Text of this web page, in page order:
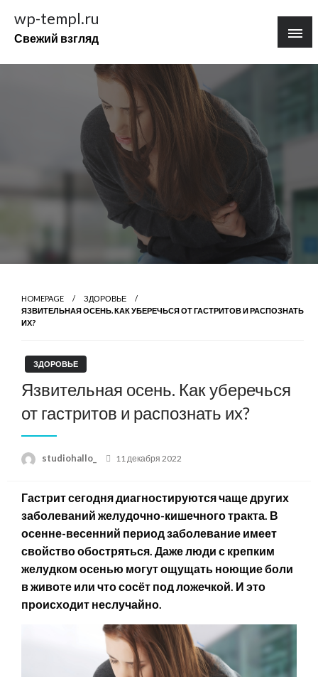
содержимому
wp-templ.ru
Свежий взгляд
HOMEPAGE
ЗДОРОВЬЕ
ЯЗВИТЕЛЬНАЯ ОСЕНЬ. КАК УБЕРЕЧЬСЯ ОТ ГАСТРИТОВ И РАСПОЗНАТЬ
ИХ?
ЗДОРОВЬЕ
Язвительная осень. Как уберечься
от гастритов и распознать их?
studiohallo_
Posted
11 декабря 2022
Гастрит сегодня диагностируются чаще других
заболеваний желудочно-кишечного тракта. В
осенне-весенний период заболевание имеет
свойство обостряться. Даже люди с крепким
желудком осенью могут ощущать ноющие боли
в животе или что сосёт под ложечкой. И это
происходит неслучайно.